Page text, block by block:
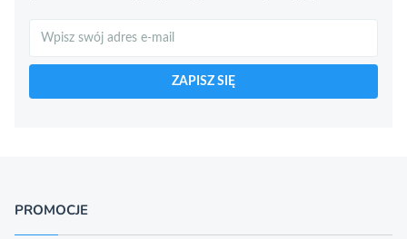
ZAPISZ SIĘ
PROMOCJE